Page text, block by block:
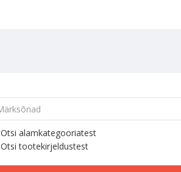
Otsi alamkategooriatest
Otsi tootekirjeldustest